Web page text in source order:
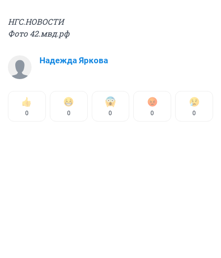
НГС.НОВОСТИ
Фото 42.мвд.рф
Надежда Яркова
0 0 0 0 0